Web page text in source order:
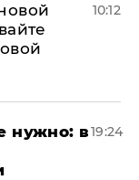
10:12
нужно: в19:24